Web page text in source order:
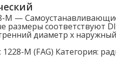
M —
размеры соответствуют
диаметр x
1228-M (FAG) Категория: